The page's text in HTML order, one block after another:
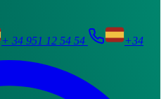
+ 34 951 12 54 54
+34